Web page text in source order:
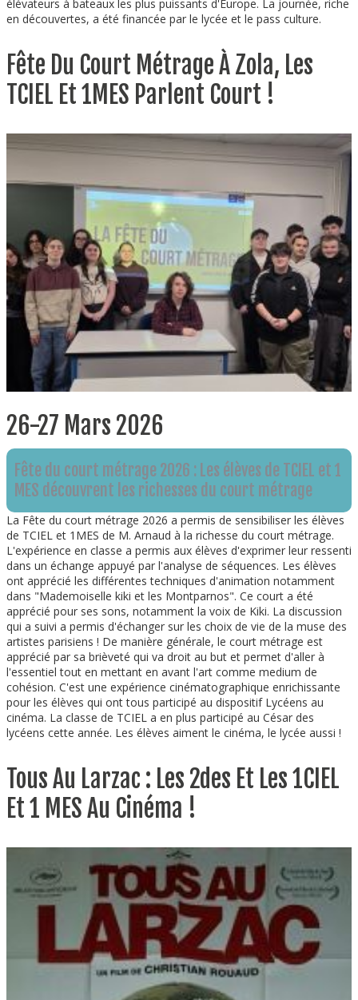
élévateurs à bateaux les plus puissants d'Europe. La journée, riche
en découvertes, a été financée par le lycée et le pass culture.
Fête Du Court Métrage À Zola, Les
TCIEL Et 1MES Parlent Court !
26-27 Mars 2026
Fête du court métrage 2026 : Les élèves de TCIEL et 1
MES découvrent les richesses du court métrage
La Fête du court métrage 2026 a permis de sensibiliser les élèves
de TCIEL et 1MES de M. Arnaud à la richesse du court métrage.
L'expérience en classe a permis aux élèves d'exprimer leur ressenti
dans un échange appuyé par l'analyse de séquences. Les élèves
ont apprécié les différentes techniques d'animation notamment
dans "Mademoiselle kiki et les Montparnos". Ce court a été
apprécié pour ses sons, notamment la voix de Kiki. La discussion
qui a suivi a permis d'échanger sur les choix de vie de la muse des
artistes parisiens ! De manière générale, le court métrage est
apprécié par sa brièveté qui va droit au but et permet d'aller à
l'essentiel tout en mettant en avant l'art comme medium de
cohésion. C'est une expérience cinématographique enrichissante
pour les élèves qui ont tous participé au dispositif Lycéens au
cinéma. La classe de TCIEL a en plus participé au César des
lycéens cette année. Les élèves aiment le cinéma, le lycée aussi !
Tous Au Larzac : Les 2des Et Les 1CIEL
Et 1 MES Au Cinéma !